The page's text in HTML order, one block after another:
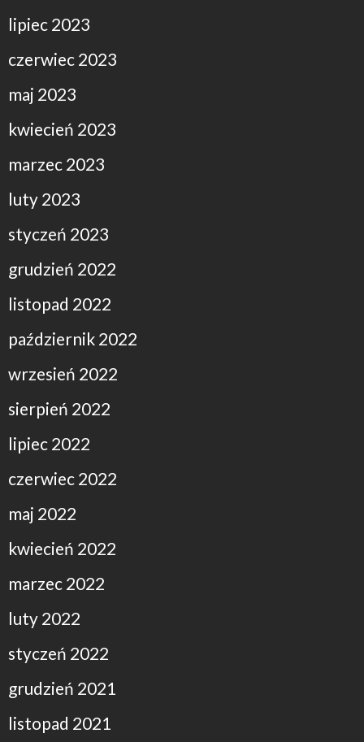
lipiec 2023
czerwiec 2023
maj 2023
kwiecień 2023
marzec 2023
luty 2023
styczeń 2023
grudzień 2022
listopad 2022
październik 2022
wrzesień 2022
sierpień 2022
lipiec 2022
czerwiec 2022
maj 2022
kwiecień 2022
marzec 2022
luty 2022
styczeń 2022
grudzień 2021
listopad 2021